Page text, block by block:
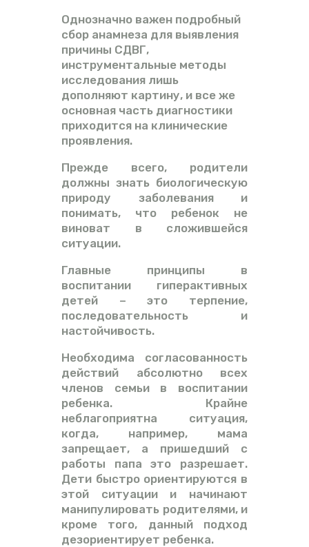
Однозначно важен подробный
сбор анамнеза для выявления
причины СДВГ,
инструментальные методы
исследования лишь
дополняют картину, и все же
основная часть диагностики
приходится на клинические
проявления.
Прежде всего, родители
должны знать биологическую
природу заболевания и
понимать, что ребенок не
виноват в сложившейся
ситуации.
Главные принципы в
воспитании гиперактивных
детей – это терпение,
последовательность и
настойчивость.
Необходима согласованность
действий абсолютно всех
членов семьи в воспитании
ребенка. Крайне
неблагоприятна ситуация,
когда, например, мама
запрещает, а пришедший с
работы папа это разрешает.
Дети быстро ориентируются в
этой ситуации и начинают
манипулировать родителями, и
кроме того, данный подход
дезориентирует ребенка.